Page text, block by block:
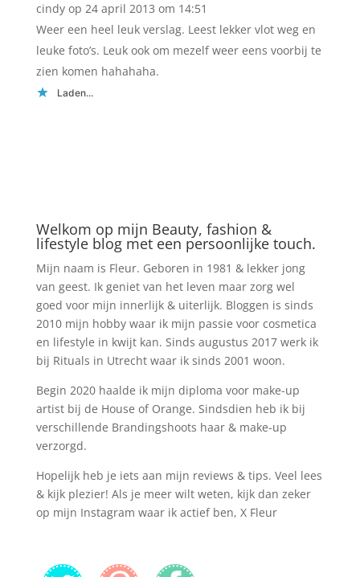
cindy op 24 april 2013 om 14:51
Weer een heel leuk verslag. Leest lekker vlot weg en
leuke foto’s. Leuk ook om mezelf weer eens voorbij te
zien komen hahahaha.
Laden...
Welkom op mijn Beauty, fashion &
lifestyle blog met een persoonlijke touch.
Mijn naam is Fleur. Geboren in 1981 & lekker jong
van geest. Ik geniet van het leven maar zorg wel
goed voor mijn innerlijk & uiterlijk. Bloggen is sinds
2010 mijn hobby waar ik mijn passie voor cosmetica
en lifestyle in kwijt kan. Sinds augustus 2017 werk ik
bij Rituals in Utrecht waar ik sinds 2001 woon.
Begin 2020 haalde ik mijn diploma voor make-up
artist bij de House of Orange. Sindsdien heb ik bij
verschillende Brandingshoots haar & make-up
verzorgd.
Hopelijk heb je iets aan mijn reviews & tips. Veel lees
& kijk plezier! Als je meer wilt weten, kijk dan zeker
op mijn Instagram waar ik actief ben, X Fleur